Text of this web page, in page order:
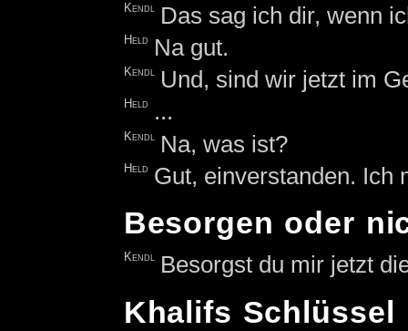
Kendl Das sag ich dir, wenn
Held Na gut.
Kendl Und, sind wir jetzt im
Held ...
Kendl Na, was ist?
Held Gut, einverstanden. Ich
Besorgen oder
Kendl Besorgst du mir jetzt
Khalifs Schlüssel